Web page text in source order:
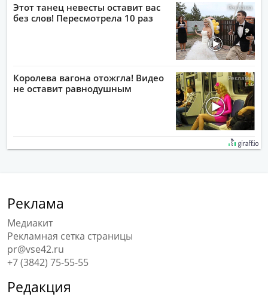
Этот танец невесты оставит вас
без слов! Пересмотрела 10 раз
Королева вагона отожгла! Видео
не оставит равнодушным
Реклама
Медиакит
Рекламная сетка страницы
pr@vse42.ru
+7 (3842) 75-55-55
Редакция